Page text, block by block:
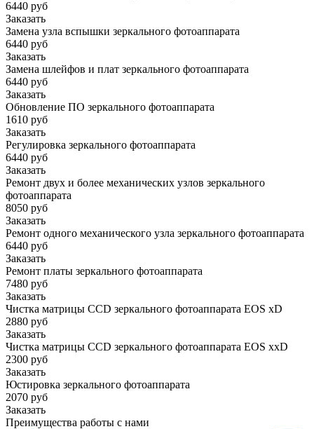
6440 руб
Заказать
Замена узла вспышки зеркального фотоаппарата
6440 руб
Заказать
Замена шлейфов и плат зеркального фотоаппарата
6440 руб
Заказать
Обновление ПО зеркального фотоаппарата
1610 руб
Заказать
Регулировка зеркального фотоаппарата
6440 руб
Заказать
Ремонт двух и более механических узлов зеркального
фотоаппарата
8050 руб
Заказать
Ремонт одного механического узла зеркального фотоаппарата
6440 руб
Заказать
Ремонт платы зеркального фотоаппарата
7480 руб
Заказать
Чистка матрицы CCD зеркального фотоаппарата EOS xD
2880 руб
Заказать
Чистка матрицы CCD зеркального фотоаппарата EOS xxD
2300 руб
Заказать
Юстировка зеркального фотоаппарата
2070 руб
Заказать
Преимущества работы с нами